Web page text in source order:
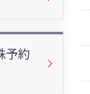
予約